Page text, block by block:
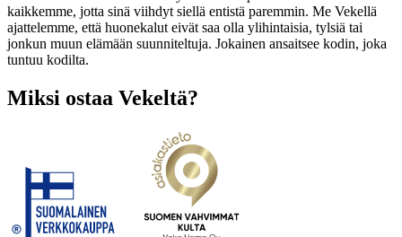
kaikkemme, jotta sinä viihdyt siellä entistä paremmin. Me Vekellä
ajattelemme, että huonekalut eivät saa olla ylihintaisia, tylsiä tai
jonkun muun elämään suunniteltuja. Jokainen ansaitsee kodin, joka
tuntuu kodilta.
Miksi ostaa Vekeltä?